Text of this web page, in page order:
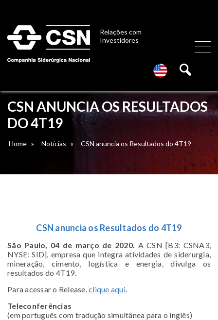
Relações com
Investidores
CSN ANUNCIA OS RESULTADOS
DO 4T19
Home » Notícias » CSN anuncia os Resultados do 4T19
CSN anuncia os Resultados do 4T19
São Paulo, 04 de março de 2020. A CSN [B3: CSNA3,
NYSE: SID], empresa que integra atividades de siderurgia,
mineração, cimento, logística e energia, divulga os
resultados do 4T19.
Para acessar o Release,clique aqui.
Teleconferências
(em português com tradução simultânea para o inglês)